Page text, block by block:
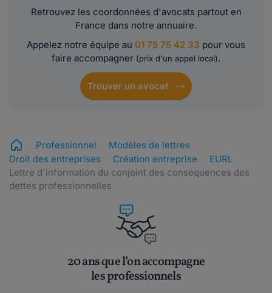
Retrouvez les coordonnées d'avocats partout en
France dans notre annuaire.
Appelez notre équipe au 01 75 75 42 33 pour vous
faire accompagner (prix d'un appel local).
Trouver un avocat
Professionnel
Modèles de lettres
Droit des entreprises
Création entreprise
EURL
Lettre d'information du conjoint des conséquences des
dettes professionnelles
20 ans que l’on accompagne
les professionnels